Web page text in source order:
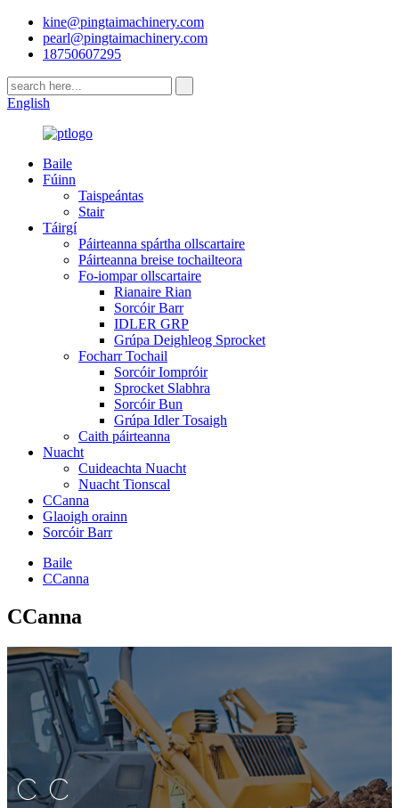
kine@pingtaimachinery.com
pearl@pingtaimachinery.com
18750607295
English
Baile
Fúinn
Taispeántas
Stair
Táirgí
Páirteanna spártha ollscartaire
Páirteanna breise tochailteora
Fo-iompar ollscartaire
Rianaire Rian
Sorcóir Barr
IDLER GRP
Grúpa Deighleog Sprocket
Focharr Tochail
Sorcóir Iompróir
Sprocket Slabhra
Sorcóir Bun
Grúpa Idler Tosaigh
Caith páirteanna
Nuacht
Cuideachta Nuacht
Nuacht Tionscal
CCanna
Glaoigh orainn
Sorcóir Barr
Baile
CCanna
CCanna
CC